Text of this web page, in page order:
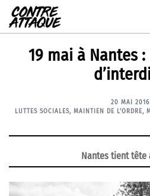
Aller
au
contenu
19 mai à Nantes
20 MAI 2016
LUTTES SOCIALES, MAINTIEN DE L'ORDRE,
Nantes tient tête